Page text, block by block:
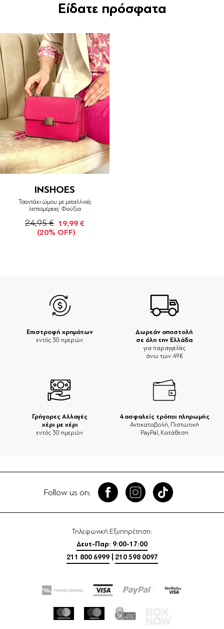
Είδατε πρόσφατα
INSHOES
Τσαντάκι ώμου με μεταλλικές
λεπτομέρειες Φούξια
24,95 € 19,99 €
(20% OFF)
Δωρεάν αποστολή
σε όλη την Ελλάδα
για παραγγελίες
άνω των 49€
Επιστροφή χρημάτων
εντός 30 ημερών
Γρήγορες Αλλαγές
χέρι με χέρι
εντός 30 ημερών
4 ασφαλείς τρόποι πληρωμής
Αντικαταβολή, Πιστωτική
PayPal, Κατάθεση
Follow us on:
Τηλεφωνική Εξυπηρέτηση:
Δευτ-Παρ: 9:00-17:00
211 800 6999
210 598 0097